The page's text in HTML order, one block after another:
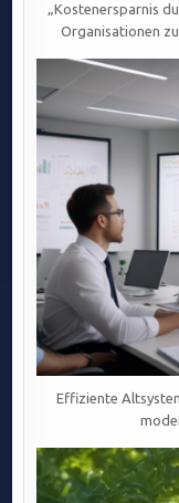
„Kostenersparnis
Organisationen
Effiziente